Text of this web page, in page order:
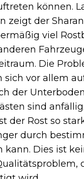
können.
zeigt der
viel
Die
sich vor allem
der
sind
der Rost so
durch
kann. Dies ist